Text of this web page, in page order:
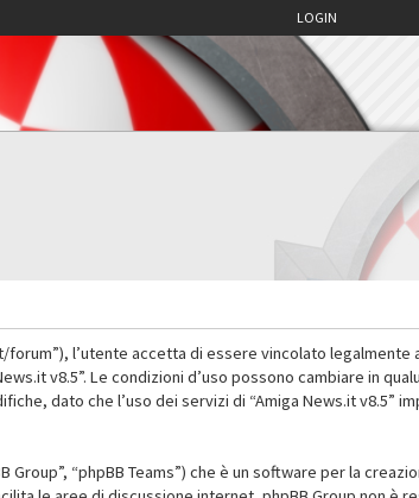
LOGIN
forum”), l’utente accetta di essere vincolato legalmente
v8.5”. Le condizioni d’uso possono cambiare in
dato che l’uso dei servizi di “Amiga News.it v8.5”
Group”, “phpBB Teams”) che è un software per la